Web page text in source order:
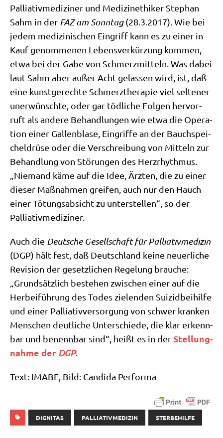
Pal­lia­tiv­me­di­zi­ner und Medi­zin­ethi­ker Ste­phan
Sahm in der FAZ am Sonn­tag(28.3.2017). Wie bei
jedem medi­zi­ni­schen Ein­griff kann es zu einer in
Kauf genom­me­nen Lebens­ver­kür­zung kom­men,
etwa bei der Gabe von Schmerz­mit­teln. Was dabei
laut Sahm aber außer Acht gelas­sen wird, ist, daß
eine kunst­ge­rech­te Schmerz­the­ra­pie viel sel­te­ner
uner­wünsch­te, oder gar töd­li­che Fol­gen her­vor­
ruft als ande­re Behand­lun­gen wie etwa die Ope­ra­
ti­on einer Gal­len­bla­se, Ein­grif­fe an der Bauch­spei­
chel­drü­se oder die Ver­schrei­bung von Mit­teln zur
Behand­lung von Stö­run­gen des Herz­rhyth­mus.
„Nie­mand käme auf die Idee, Ärz­ten, die zu einer
die­ser Maß­nah­men grei­fen, auch nur den Hauch
einer Tötungs­ab­sicht zu unter­stel­len“, so der
Palliativmediziner.
Auch die Deut­sche Gesell­schaft für Pal­lia­tiv­me­di­zin
(DGP) hält fest, daß Deutsch­land kei­ne neu­er­li­che
Revi­si­on der gesetz­li­chen Rege­lung brau­che:
„Grund­sätz­lich bestehen zwi­schen einer auf die
Her­bei­füh­rung des Todes zie­len­den Sui­zid­bei­hil­fe
und einer Pal­lia­tiv­ver­sor­gung von schwer kran­ken
Men­schen deut­li­che Unter­schie­de, die klar erkenn­
bar und benenn­bar sind“, heißt es in der Stel­lung­
nah­me der DGP.
Text: IMABE, Bild: Can­di­da Performa
DIGNITAS PALLIATIVMEDIZIN STERBEHILFE